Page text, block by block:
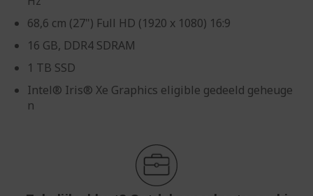
68,6 cm (27") Full HD (1920 x 1080) 16:9
16 GB, DDR4 SDRAM
1 TB SSD
Intel® Iris® Xe Graphics eligible gedeeld geheuge
n